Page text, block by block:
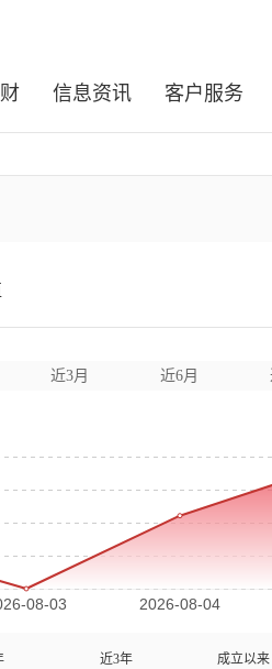
信息资讯 客户服务
近3月 近6月
近3年 成立以来